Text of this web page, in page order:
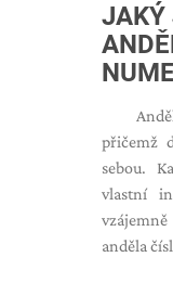
JAKÝ
přičemž
sebou.
vlastní
anděla